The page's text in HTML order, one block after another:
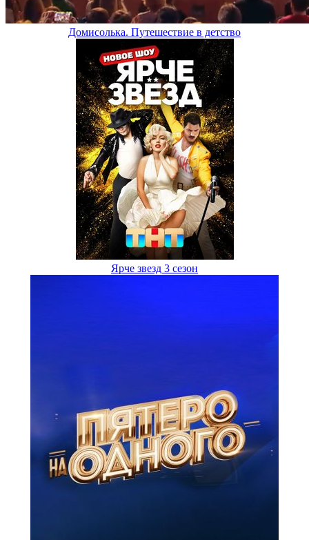
Домисолька. Путешествие в детство
Ярче звезд 3 сезон